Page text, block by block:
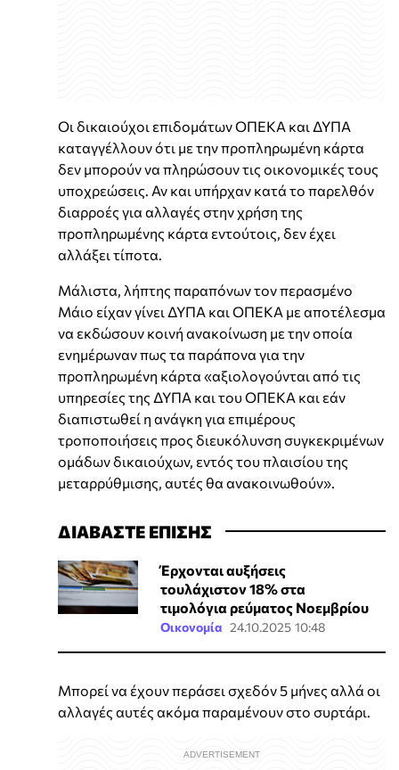
Οι δικαιούχοι επιδομάτων ΟΠΕΚΑ και ΔΥΠΑ
καταγγέλλουν ότι με την προπληρωμένη κάρτα
δεν μπορούν να πληρώσουν τις οικονομικές τους
υποχρεώσεις. Αν και υπήρχαν κατά το παρελθόν
διαρροές για αλλαγές στην χρήση της
προπληρωμένης κάρτα εντούτοις, δεν έχει
αλλάξει τίποτα.
Μάλιστα, λήπτης παραπόνων τον περασμένο
Μάιο είχαν γίνει ΔΥΠΑ και ΟΠΕΚΑ με αποτέλεσμα
να εκδώσουν κοινή ανακοίνωση με την οποία
ενημέρωναν πως τα παράπονα για την
προπληρωμένη κάρτα «αξιολογούνται από τις
υπηρεσίες της ΔΥΠΑ και του ΟΠΕΚΑ και εάν
διαπιστωθεί η ανάγκη για επιμέρους
τροποποιήσεις προς διευκόλυνση συγκεκριμένων
ομάδων δικαιούχων, εντός του πλαισίου της
μεταρρύθμισης, αυτές θα ανακοινωθούν».
ΔΙΑΒΑΣΤΕ ΕΠΙΣΗΣ
Έρχονται αυξήσεις
τουλάχιστον 18% στα
τιμολόγια ρεύματος Νοεμβρίου
Οικονομία 24.10.2025 10:48
Μπορεί να έχουν περάσει σχεδόν 5 μήνες αλλά οι
αλλαγές αυτές ακόμα παραμένουν στο συρτάρι.